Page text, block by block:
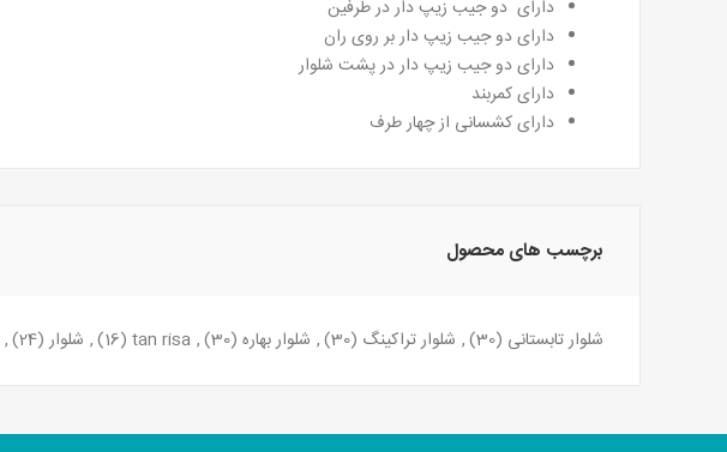
دارای دو جیب زیپ دار در طرفین
دارای دو جیب زیپ دار بر روی ران
دارای دو جیب زیپ دار در پشت شلوار
دارای کمربند
دارای کشسانی از چهار طرف
برچسب های محصول
شلوار تابستانی (30)
, شلوار تراکینگ (30)
, شلوار بهاره (30)
,
tan risa
(16)
, شلوار (24)
,